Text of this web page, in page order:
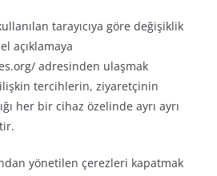
tarayıcıya göre değişiklik
açıklamaya
adresinden ulaşmak
tercihlerin, ziyaretçinin
her bir cihaz özelinde ayrı ayrı
yönetilen çerezleri kapatmak